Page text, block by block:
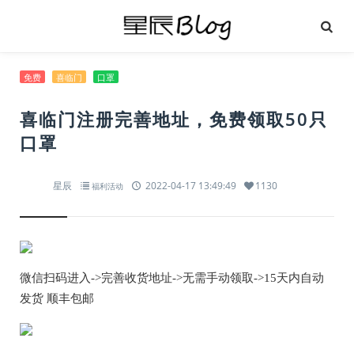
免费 喜临门 口罩
喜临门注册完善地址，免费领取50只
口罩
星辰 福利活动 2022-04-17 13:49:49 1130
微信扫码进入->完善收货地址->无需手动领取->15天内自动
发货 顺丰包邮